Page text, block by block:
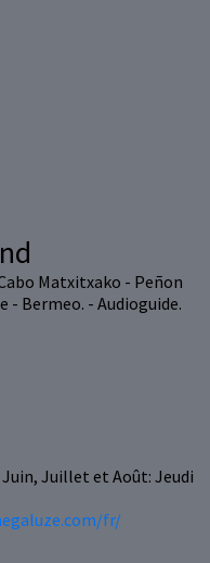
Matxitxako - Peñon
- Bermeo. - Audioguide.
Juillet et Août: Jeudi
fr/